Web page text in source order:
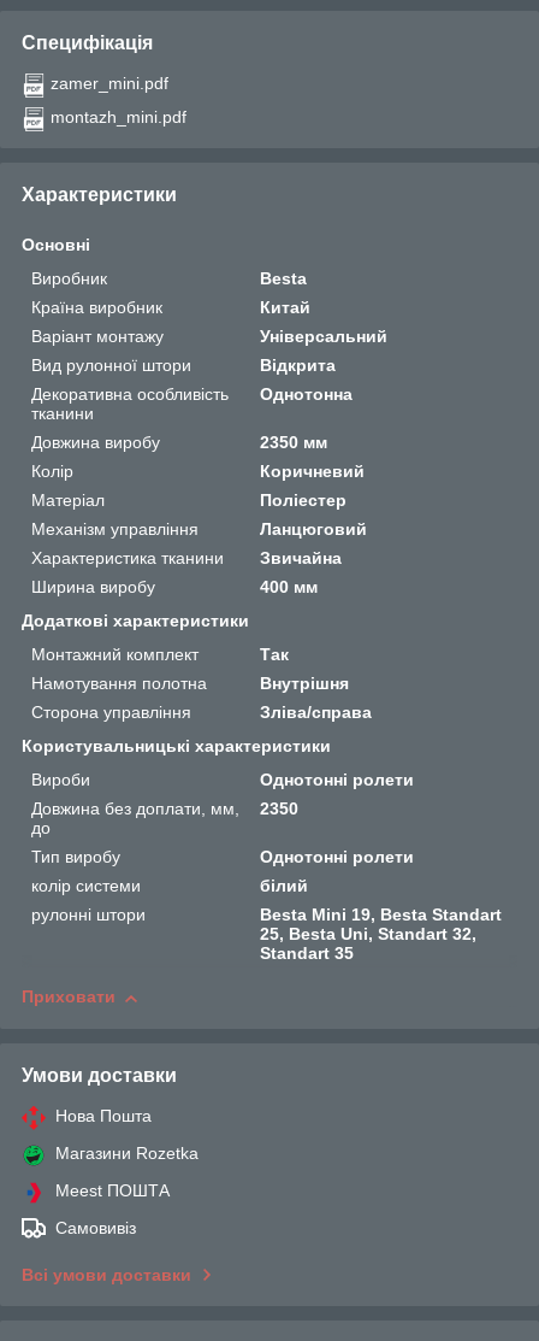
Специфікація
zamer_mini.pdf
montazh_mini.pdf
Характеристики
Основні
Виробник
Besta
Країна виробник
Китай
Варіант монтажу
Універсальний
Вид рулонної штори
Відкрита
Декоративна особливість
тканини
Однотонна
Довжина виробу
2350 мм
Колір
Коричневий
Матеріал
Поліестер
Механізм управління
Ланцюговий
Характеристика тканини
Звичайна
Ширина виробу
400 мм
Додаткові характеристики
Монтажний комплект
Так
Намотування полотна
Внутрішня
Сторона управління
Зліва/справа
Користувальницькі характеристики
Вироби
Однотонні ролети
Довжина без доплати, мм,
до
2350
Тип виробу
Однотонні ролети
колір системи
білий
рулонні штори
Besta Mini 19, Besta Standart
25, Besta Uni, Standart 32,
Standart 35
Приховати
Умови доставки
Нова Пошта
Магазини Rozetka
Meest ПОШТА
Самовивіз
Всі умови доставки